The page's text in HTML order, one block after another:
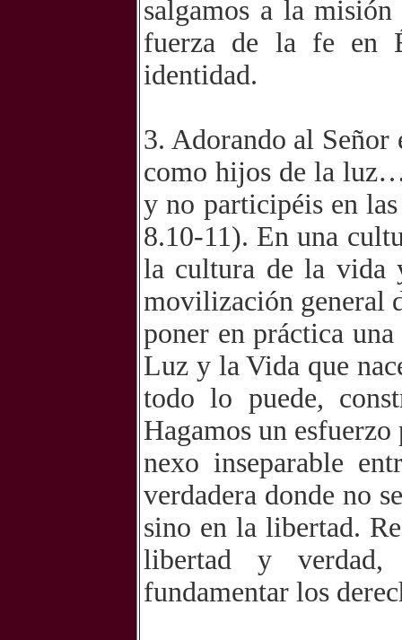
salgamos a la
fuerza de la fe en
identidad.
3. Adorando al
como hijos de la
y no participéis en
8.10-11). En una
la cultura de la vida
movilización general
poner en práctica
Luz y la Vida que
todo lo puede,
Hagamos un
nexo inseparable
verdadera donde no
sino en la libertad.
libertad y verdad,
fundamentar los